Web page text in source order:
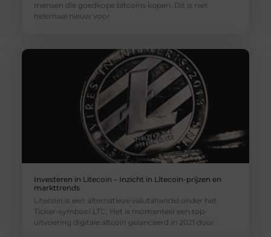
mensen die goedkope bitcoins kopen. Dit is niet
helemaal nieuw voor
Investeren in Litecoin – Inzicht in Litecoin-prijzen en
markttrends
Litecoin is een alternatieve valutahandel onder het
Ticker-symbool LTC; Het is momenteel een top-
uitvoering digitale altcoin gelanceerd in 2021 door